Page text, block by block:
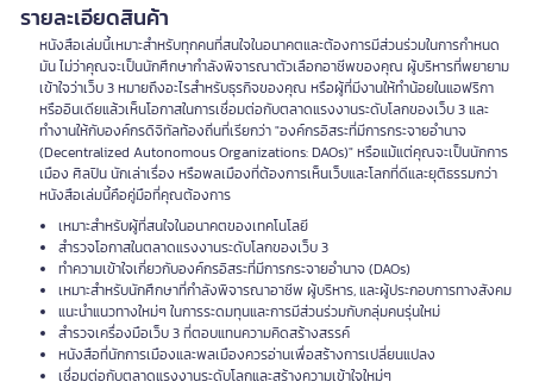
รายละเอียดสินค้า
หนังสือเล่มนี้เหมาะสำหรับทุกคนที่สนใจในอนาคตและต้องการมีส่วนร่วมในการกำหนด
มัน ไม่ว่าคุณจะเป็นนักศึกษากำลังพิจารณาตัวเลือกอาชีพของคุณ ผู้บริหารที่พยายาม
เข้าใจว่าเว็บ 3 หมายถึงอะไรสำหรับธุรกิจของคุณ หรือผู้ที่มีงานให้ทำน้อยในแอฟริกา
หรืออินเดียแล้วเห็นโอกาสในการเชื่อมต่อกับตลาดแรงงานระดับโลกของเว็บ 3 และ
ทำงานให้กับองค์กรดิจิทัลท้องถิ่นที่เรียกว่า "องค์กรอิสระที่มีการกระจายอำนาจ
(Decentralized Autonomous Organizations: DAOs)" หรือแม้แต่คุณจะเป็นนักการ
เมือง ศิลปิน นักเล่าเรื่อง หรือพลเมืองที่ต้องการเห็นเว็บและโลกที่ดีและยุติธรรมกว่า
หนังสือเล่มนี้คือคู่มือที่คุณต้องการ
เหมาะสำหรับผู้ที่สนใจในอนาคตของเทคโนโลยี
สำรวจโอกาสในตลาดแรงงานระดับโลกของเว็บ 3
ทำความเข้าใจเกี่ยวกับองค์กรอิสระที่มีการกระจายอำนาจ (DAOs)
เหมาะสำหรับนักศึกษาที่กำลังพิจารณาอาชีพ ผู้บริหาร, และผู้ประกอบการทางสังคม
แนะนำแนวทางใหม่ๆ ในการระดมทุนและการมีส่วนร่วมกับกลุ่มคนรุ่นใหม่
สำรวจเครื่องมือเว็บ 3 ที่ตอบแทนความคิดสร้างสรรค์
หนังสือที่นักการเมืองและพลเมืองควรอ่านเพื่อสร้างการเปลี่ยนแปลง
เชื่อมต่อกับตลาดแรงงานระดับโลกและสร้างความเข้าใจใหม่ๆ